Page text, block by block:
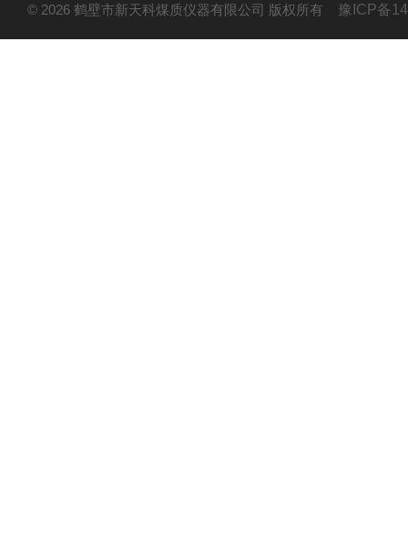
© 2026 鹤壁市新天科煤质仪器有限公司 版权所有 豫ICP备